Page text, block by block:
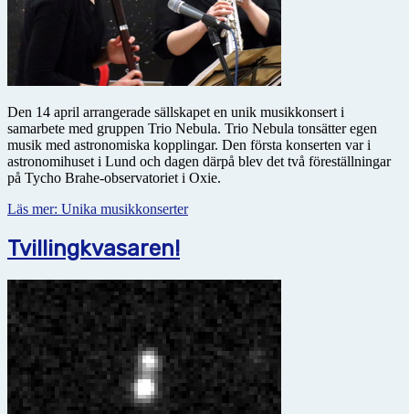
Den 14 april arrangerade sällskapet en unik musikkonsert i
samarbete med gruppen Trio Nebula. Trio Nebula tonsätter egen
musik med astro­no­miska kopplingar. Den första konserten var i
astronomihuset i Lund och dagen därpå blev det två föreställningar
på Tycho Brahe-observatoriet i Oxie.
Läs mer: Unika musikkonserter
Tvillingkvasaren!